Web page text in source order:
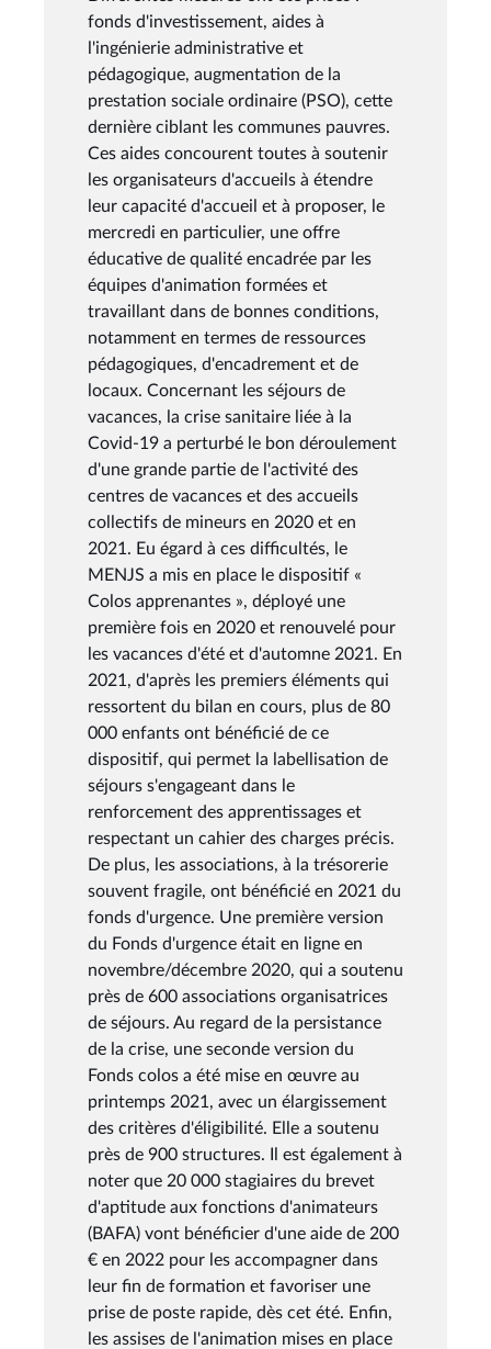
fonds d'investissement, aides à
l'ingénierie administrative et
pédagogique, augmentation de la
prestation sociale ordinaire (PSO), cette
dernière ciblant les communes pauvres.
Ces aides concourent toutes à soutenir
les organisateurs d'accueils à étendre
leur capacité d'accueil et à proposer, le
mercredi en particulier, une offre
éducative de qualité encadrée par les
équipes d'animation formées et
travaillant dans de bonnes conditions,
notamment en termes de ressources
pédagogiques, d'encadrement et de
locaux. Concernant les séjours de
vacances, la crise sanitaire liée à la
Covid-19 a perturbé le bon déroulement
d'une grande partie de l'activité des
centres de vacances et des accueils
collectifs de mineurs en 2020 et en
2021. Eu égard à ces difficultés, le
MENJS a mis en place le dispositif «
Colos apprenantes », déployé une
première fois en 2020 et renouvelé pour
les vacances d'été et d'automne 2021. En
2021, d'après les premiers éléments qui
ressortent du bilan en cours, plus de 80
000 enfants ont bénéficié de ce
dispositif, qui permet la labellisation de
séjours s'engageant dans le
renforcement des apprentissages et
respectant un cahier des charges précis.
De plus, les associations, à la trésorerie
souvent fragile, ont bénéficié en 2021 du
fonds d'urgence. Une première version
du Fonds d'urgence était en ligne en
novembre/décembre 2020, qui a soutenu
près de 600 associations organisatrices
de séjours. Au regard de la persistance
de la crise, une seconde version du
Fonds colos a été mise en œuvre au
printemps 2021, avec un élargissement
des critères d'éligibilité. Elle a soutenu
près de 900 structures. Il est également à
noter que 20 000 stagiaires du brevet
d'aptitude aux fonctions d'animateurs
(BAFA) vont bénéficier d'une aide de 200
€ en 2022 pour les accompagner dans
leur fin de formation et favoriser une
prise de poste rapide, dès cet été. Enfin,
les assises de l'animation mises en place